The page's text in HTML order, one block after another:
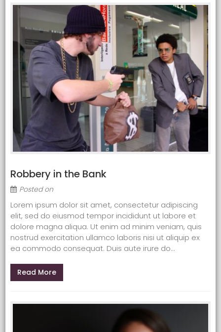
Robbery in the Bank
Posted on
Lorem ipsum dolor sit amet, consectetur adipiscing
elit, sed do eiusmod tempor incididunt ut labore et
dolore magna aliqua. Ut enim ad minim veniam, quis
nostrud exercitation ullamco laboris nisi ut aliquip ex
ea commodo consequat. Duis aute irure do...
Read More